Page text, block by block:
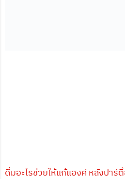
ดื่มอะไรช่วยให้แก้แฮงค์ หลังปา